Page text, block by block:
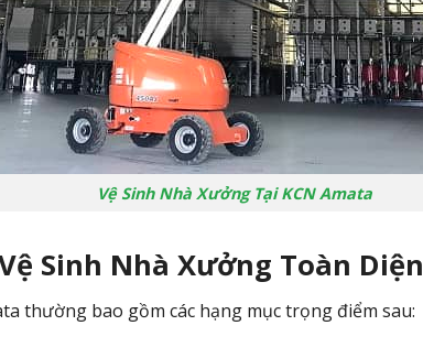
Vệ Sinh Nhà Xưởng Tại KCN Amata
Sinh Nhà Xưởng Toàn Diện
thường bao gồm các hạng mục trọng điểm sau: